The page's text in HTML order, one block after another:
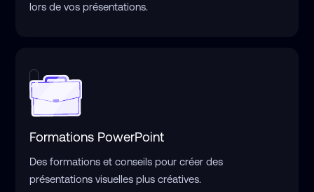
lors de vos présentations.
Formations PowerPoint
Des formations et conseils pour créer des
présentations visuelles plus créatives.